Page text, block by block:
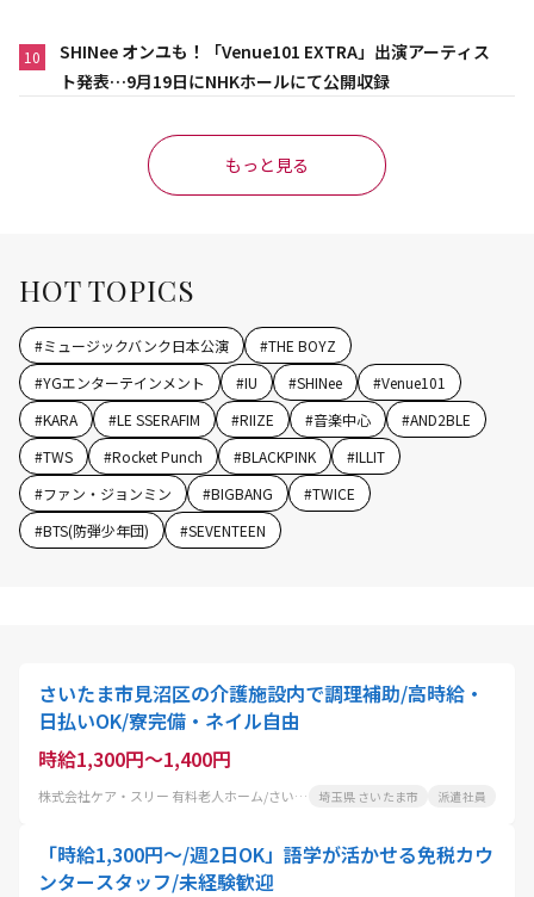
10
SHINee オンユも！「Venue101 EXTRA」出演アーティス
ト発表…9月19日にNHKホールにて公開収録
もっと見る
HOT TOPICS
#ミュージックバンク日本公演 #THE BOYZ
#YGエンターテインメント #IU #SHINee #Venue101
#KARA #LE SSERAFIM #RIIZE #音楽中心 #AND2BLE
#TWS #Rocket Punch #BLACKPINK #ILLIT
#ファン・ジョンミン #BIGBANG #TWICE
#BTS(防弾少年団) #SEVENTEEN
さいたま市見沼区の介護施設内で調理補助/高時給・
日払いOK/寮完備・ネイル自由
時給1,300円～1,400円
株式会社ケア・スリー 有料老人ホーム/さいたま市見沼区 埼玉県 さいたま市 派遣社員
「時給1,300円～/週2日OK」語学が活かせる免税カウ
ンタースタッフ/未経験歓迎